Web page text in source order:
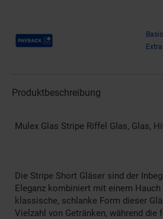
Payback Punkte
Produktbeschreibung
Mulex Glas Stripe Riffel Glas, Glas,
Die Stripe Short Gläser sind der
Eleganz kombiniert mit einem
klassische, schlanke Form dieser
Vielzahl von Getränken, während die